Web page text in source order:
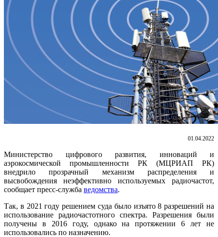
01.04.2022
Министерство цифрового развития, инноваций и
аэрокосмической промышленности РК (МЦРИАП РК)
внедрило прозрачный механизм распределения и
высвобождения неэффективно используемых радиочастот,
сообщает пресс-служба ведомства.
Так, в 2021 году решением суда было изъято 8 разрешений на
использование радиочастотного спектра. Разрешения были
получены в 2016 году, однако на протяжении 6 лет не
использовались по назначению.